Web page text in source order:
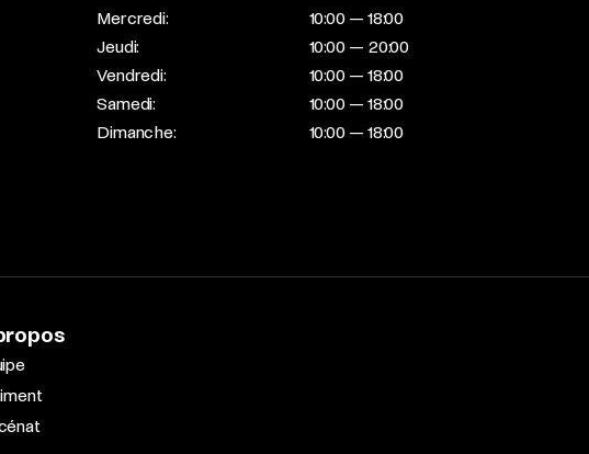
Mercredi:
10:00 — 18:00
Jeudi:
10:00 — 20:00
Vendredi:
10:00 — 18:00
Samedi:
10:00 — 18:00
Dimanche:
10:00 — 18:00